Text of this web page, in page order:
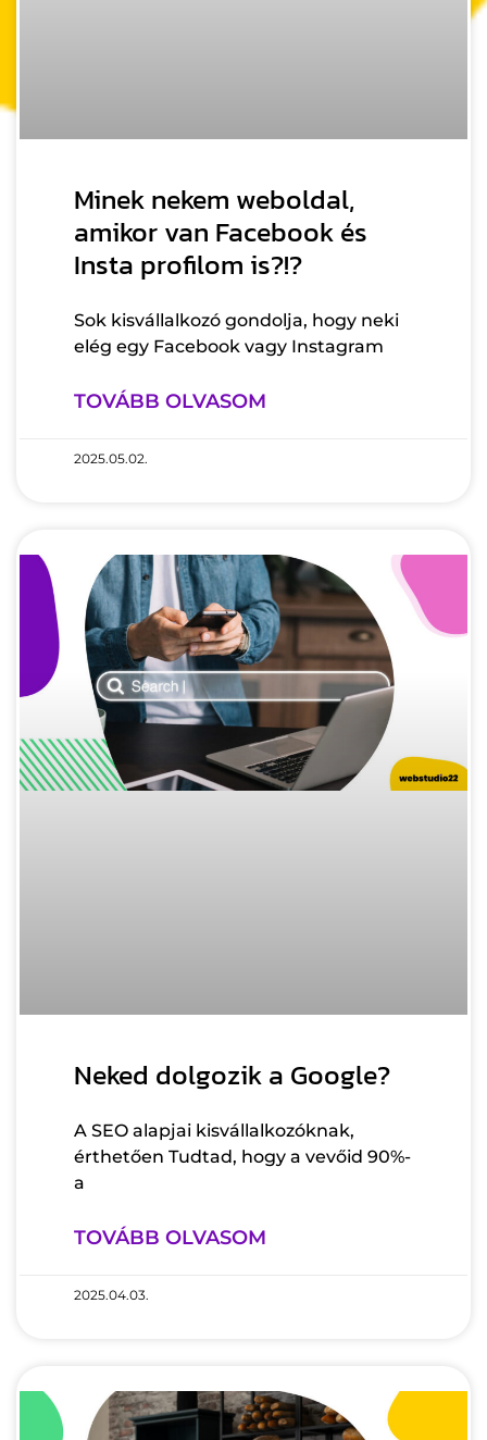
Minek nekem weboldal,
amikor van Facebook és
Insta profilom is?!?
Sok kisvállalkozó gondolja, hogy neki
elég egy Facebook vagy Instagram
TOVÁBB OLVASOM
2025.05.02.
Neked dolgozik a Google?
A SEO alapjai kisvállalkozóknak,
érthetően Tudtad, hogy a vevőid 90%-
a
TOVÁBB OLVASOM
2025.04.03.